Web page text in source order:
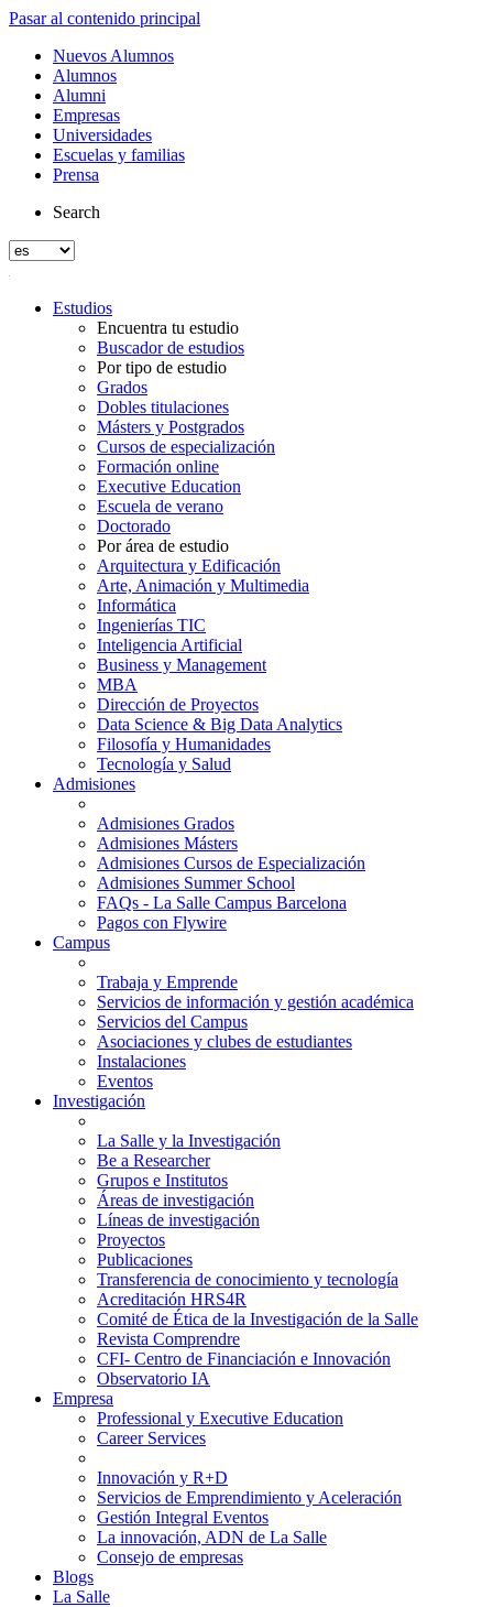
Pasar al contenido principal
Nuevos Alumnos
Alumnos
Alumni
Empresas
Universidades
Escuelas y familias
Prensa
Search
Estudios
Encuentra tu estudio
Buscador de estudios
Por tipo de estudio
Grados
Dobles titulaciones
Másters y Postgrados
Cursos de especialización
Formación online
Executive Education
Escuela de verano
Doctorado
Por área de estudio
Arquitectura y Edificación
Arte, Animación y Multimedia
Informática
Ingenierías TIC
Inteligencia Artificial
Business y Management
MBA
Dirección de Proyectos
Data Science & Big Data Analytics
Filosofía y Humanidades
Tecnología y Salud
Admisiones
Admisiones Grados
Admisiones Másters
Admisiones Cursos de Especialización
Admisiones Summer School
FAQs - La Salle Campus Barcelona
Pagos con Flywire
Campus
Trabaja y Emprende
Servicios de información y gestión académica
Servicios del Campus
Asociaciones y clubes de estudiantes
Instalaciones
Eventos
Investigación
La Salle y la Investigación
Be a Researcher
Grupos e Institutos
Áreas de investigación
Líneas de investigación
Proyectos
Publicaciones
Transferencia de conocimiento y tecnología
Acreditación HRS4R
Comité de Ética de la Investigación de la Salle
Revista Comprendre
CFI- Centro de Financiación e Innovación
Observatorio IA
Empresa
Professional y Executive Education
Career Services
Innovación y R+D
Servicios de Emprendimiento y Aceleración
Gestión Integral Eventos
La innovación, ADN de La Salle
Consejo de empresas
Blogs
La Salle